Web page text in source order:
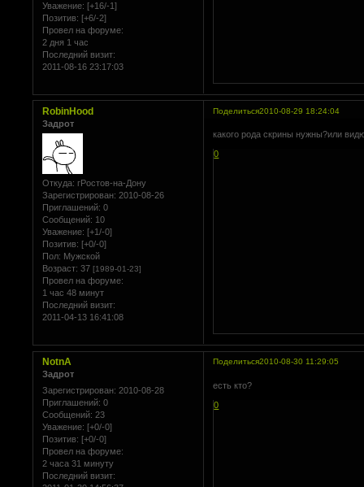
Уважение: [+16/-1]
Позитив: [+6/-2]
Провел на форуме:
2 дня 1 час
Последний визит:
2011-08-16 23:17:03
Поделиться2010-08-29 18:24:04
RobinHood
Задрот
Откуда: гРостов-на-Дону
Зарегистрирован: 2010-08-26
Приглашений: 0
Сообщений: 10
Уважение: [+1/-0]
Позитив: [+0/-0]
Пол: Мужской
Возраст: 37[1989-01-23]
Провел на форуме:
1 час 48 минут
Последний визит:
2011-04-13 16:41:08
какого рода скрины нужны?или
0
Поделиться2010-08-30 11:29:05
NotnA
Задрот
Зарегистрирован: 2010-08-28
Приглашений: 0
Сообщений: 23
Уважение: [+0/-0]
Позитив: [+0/-0]
Провел на форуме:
2 часа 31 минуту
Последний визит:
есть кто?
0